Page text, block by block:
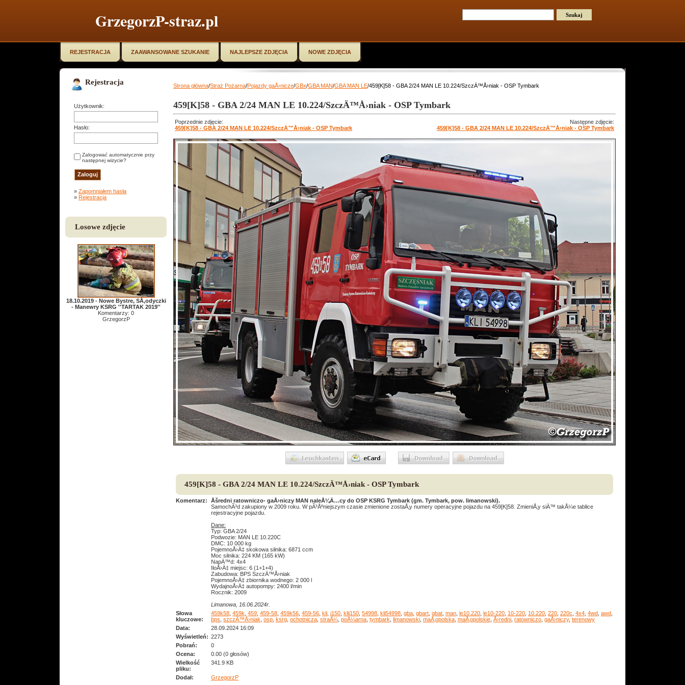
GrzegorzP-straz.pl
REJESTRACJA ZAAWANSOWANE SZUKANIE NAJLEPSZE ZDJĘCIA NOWE ZDJĘCIA
Rejestracja
Użytkownik:
Hasło:
Zalogować automatycznie przy
następnej wizycie?
» Zapomniałem hasła
» Rejestracja
Losowe zdjęcie
18.10.2019 - Nowe Bystre, SÅ‚odyczki
- Manewry KSRG ''TARTAK 2019''
Komentarzy: 0
GrzegorzP
Strona główna/Straż Pożarna/Pojazdy gaÅ›nicze/GBx/GBA MAN/GBA MAN LE/459[K]58 - GBA 2/24 MAN LE 10.224/SzczÄ™Å›niak - OSP Tymbark
459[K]58 - GBA 2/24 MAN LE 10.224/SzczÄ™Å›niak - OSP Tymbark
Poprzednie zdjęcie:
459[K]58 - GBA 2/24 MAN LE 10.224/SzczÄ™Å›niak - OSP Tymbark
Następne zdjęcie:
459[K]58 - GBA 2/24 MAN LE 10.224/SzczÄ™Å›niak - OSP Tymbark
459[K]58 - GBA 2/24 MAN LE 10.224/SzczÄ™Å›niak - OSP Tymbark
Komentarz:
Åšredni ratowniczo- gaÅ›niczy MAN naleÅ¼Ä…cy do OSP KSRG Tymbark (gm. Tymbark, pow. limanowski).
SamochÃ³d zakupiony w 2009 roku. W pÃ³Åºniejszym czasie zmienione zostaÅ‚y numery operacyjne pojazdu na 459[K]58. ZmieniÅ‚y siÄ™ takÅ¼e tablice
rejestracyjne pojazdu.
Dane:
Typ: GBA 2/24
Podwozie: MAN LE 10.220C
DMC: 10 000 kg
PojemnoÅ›Ä‡ skokowa silnika: 6871 ccm
Moc silnika: 224 KM (165 kW)
NapÄ™d: 4x4
IloÅ›Ä‡ miejsc: 6 (1+1+4)
Zabudowa: BPS SzczÄ™Å›niak
PojemnoÅ›Ä‡ zbiornika wodnego: 2 000 l
WydajnoÅ›Ä‡ autopompy: 2400 l/min
Rocznik: 2009
Limanowa, 16.06.2024r.
Słowa
kluczowe:
459k58 459k 459 459-58 459k56 459-56 kli j150 klij150 54998 kli54998 gba gbart gbat man le10.220 le10-220 10-220 10.220 220 220c 4x4 4wd awd
bps szczÄ™Å›niak osp ksrg ochotnicza straÅ¼ poÅ¼arna tymbark limanowski maÅ‚opolska maÅ‚opolskie Å›redni ratowniczo gaÅ›niczy, terenowy
Data:
28.09.2024 16:09
Wyświetleń: 2273
Pobrań:
0
Ocena:
0.00 (0 głosów)
Wielkość
pliku:
341.9 KB
Dodał: GrzegorzP